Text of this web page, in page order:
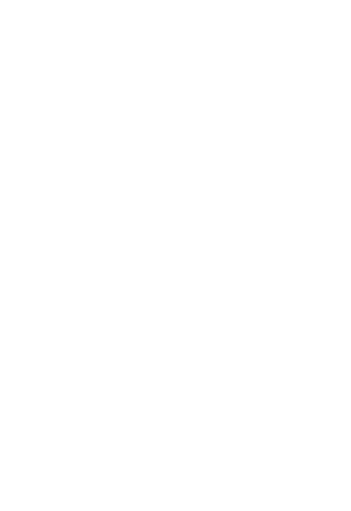
ale zároveň lidský přístup.